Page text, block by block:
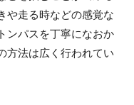
や走る時などの感覚な
ンパスを丁寧になおか
方法は広く行われてい